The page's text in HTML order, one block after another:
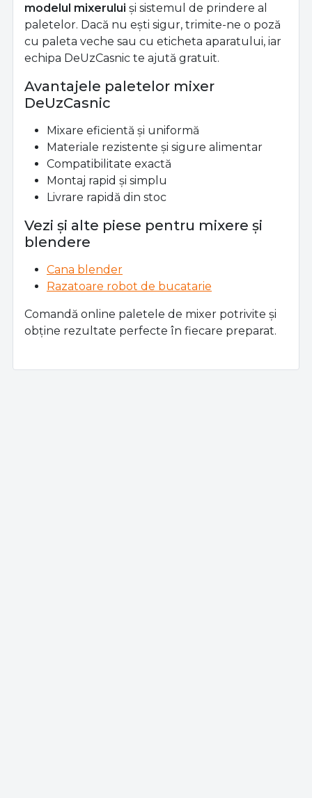
modelul mixerului și sistemul de prindere al
paletelor. Dacă nu ești sigur, trimite-ne o poză
cu paleta veche sau cu eticheta aparatului, iar
echipa DeUzCasnic te ajută gratuit.
Avantajele paletelor mixer
DeUzCasnic
Mixare eficientă și uniformă
Materiale rezistente și sigure alimentar
Compatibilitate exactă
Montaj rapid și simplu
Livrare rapidă din stoc
Vezi și alte piese pentru mixere și
blendere
Cana blender
Razatoare robot de bucatarie
Comandă online paletele de mixer potrivite și
obține rezultate perfecte în fiecare preparat.